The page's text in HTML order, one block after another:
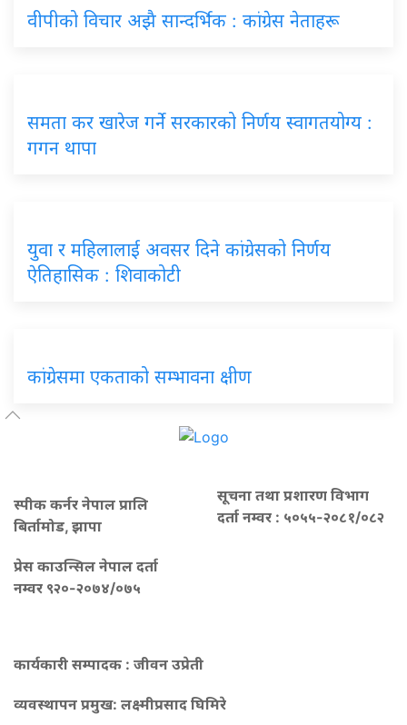
वीपीको विचार अझै सान्दर्भिक : कांग्रेस नेताहरू
समता कर खारेज गर्ने सरकारको निर्णय स्वागतयोग्य :
गगन थापा
युवा र महिलालाई अवसर दिने कांग्रेसको निर्णय
ऐतिहासिक : शिवाकोटी
कांग्रेसमा एकताको सम्भावना क्षीण
स्पीक कर्नर नेपाल प्रालि
बिर्तामोड, झापा
प्रेस काउन्सिल नेपाल दर्ता
नम्वर ९२०-२०७४/०७५
सूचना तथा प्रशारण विभाग
दर्ता नम्वर : ५०५५-२०८१/०८२
कार्यकारी सम्पादक : जीवन उप्रेती
व्यवस्थापन प्रमुख: लक्ष्मीप्रसाद घिमिरे